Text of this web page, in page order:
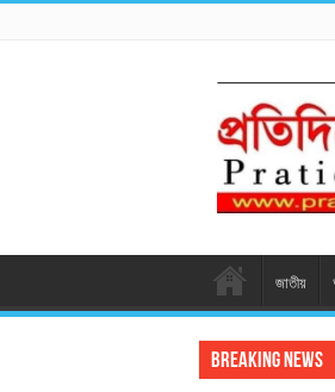
জাতীয়
Breaking News